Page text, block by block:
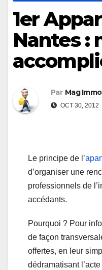
1er
Nantes :
Par Mag Immo
OCT 30, 2012
Le principe de l’
d’organiser une
professionnels de
accédants.
Pourquoi ? Pour
de façon
offertes, en leur
dédramatisant l’acte